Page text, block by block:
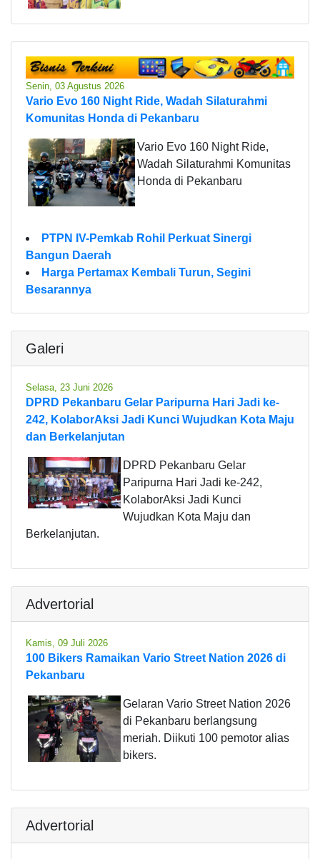
Senin, 03 Agustus 2026
Vario Evo 160 Night Ride, Wadah Silaturahmi
Komunitas Honda di Pekanbaru
Vario Evo 160 Night Ride,
Wadah Silaturahmi Komunitas
Honda di Pekanbaru
PTPN IV-Pemkab Rohil Perkuat Sinergi
Bangun Daerah
Harga Pertamax Kembali Turun, Segini
Besarannya
Galeri
Selasa, 23 Juni 2026
DPRD Pekanbaru Gelar Paripurna Hari Jadi ke-
242, KolaborAksi Jadi Kunci Wujudkan Kota Maju
dan Berkelanjutan
DPRD Pekanbaru Gelar
Paripurna Hari Jadi ke-242,
KolaborAksi Jadi Kunci
Wujudkan Kota Maju dan
Berkelanjutan.
Advertorial
Kamis, 09 Juli 2026
100 Bikers Ramaikan Vario Street Nation 2026 di
Pekanbaru
Gelaran Vario Street Nation 2026
di Pekanbaru berlangsung
meriah. Diikuti 100 pemotor alias
bikers.
Advertorial